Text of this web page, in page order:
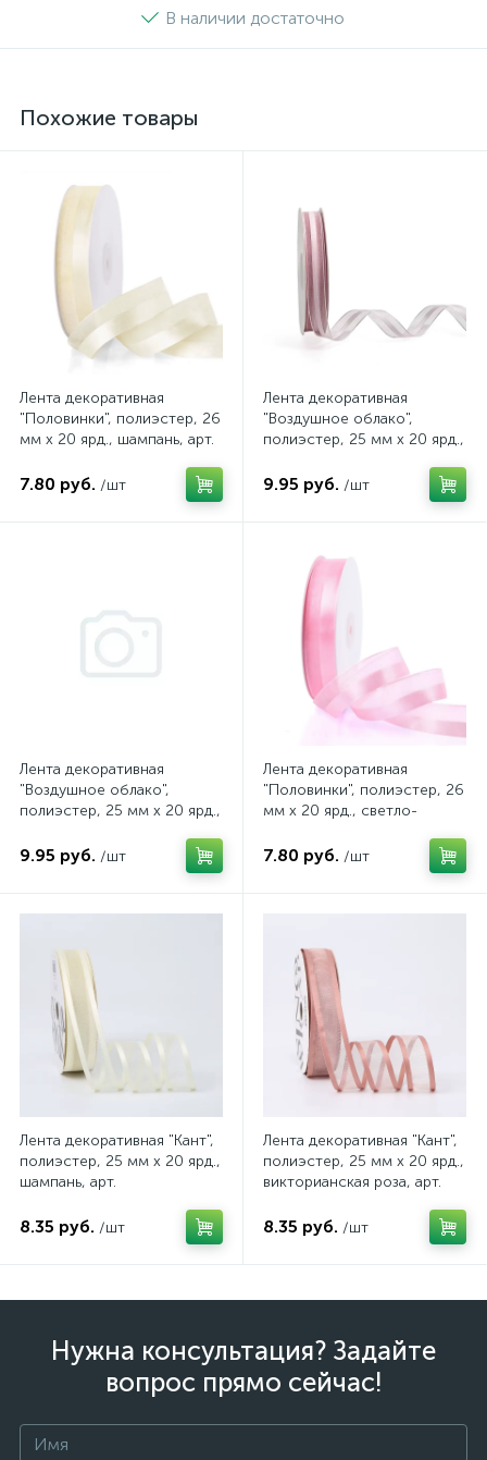
В наличии достаточно
Похожие товары
Лента декоративная
"Половинки", полиэстер, 26
мм х 20 ярд., шампань, арт.
7.80 руб. /шт
Лента декоративная
"Воздушное облако",
полиэстер, 25 мм х 20 ярд.,
4640108863631
9.95 руб. /шт
Лента декоративная
"Воздушное облако",
полиэстер, 25 мм х 20 ярд.,
4640108863648
9.95 руб. /шт
Лента декоративная
"Половинки", полиэстер, 26
мм х 20 ярд., светло-
4630079854424
7.80 руб. /шт
Лента декоративная "Кант",
полиэстер, 25 мм х 20 ярд.,
шампань, арт.
8.35 руб. /шт
Лента декоративная "Кант",
полиэстер, 25 мм х 20 ярд.,
викторианская роза, арт.
8.35 руб. /шт
Нужна консультация? Задайте
вопрос прямо сейчас!